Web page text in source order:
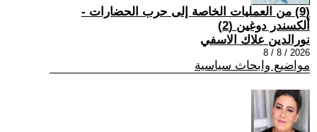
(9) من العمليات الخاصة إلى حرب الحضارات -
ألكسندر دوغين (2)
نورالدين علاك الاسفي
2026 / 8 / 8
مواضيع وابحاث سياسية